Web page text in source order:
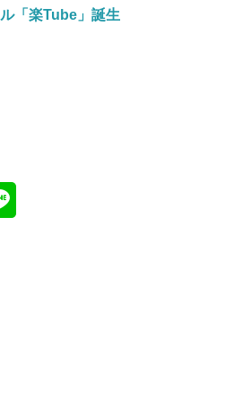
「楽Tube」誕生